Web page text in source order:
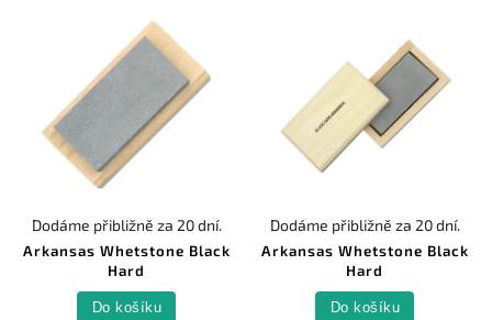
Arkansas Whetstone Black
Hard
Dodáme přibližně za 20 dní.
Do košíku
Arkansas Whetstone Black
Hard
Dodáme přibližně za 20 dní.
Do košíku